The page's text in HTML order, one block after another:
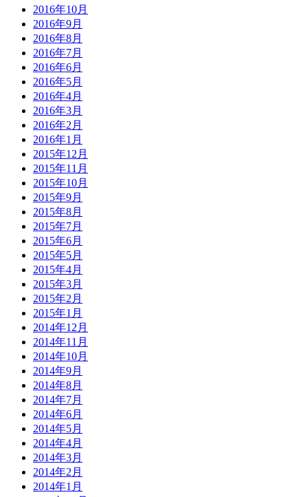
2016年10月
2016年9月
2016年8月
2016年7月
2016年6月
2016年5月
2016年4月
2016年3月
2016年2月
2016年1月
2015年12月
2015年11月
2015年10月
2015年9月
2015年8月
2015年7月
2015年6月
2015年5月
2015年4月
2015年3月
2015年2月
2015年1月
2014年12月
2014年11月
2014年10月
2014年9月
2014年8月
2014年7月
2014年6月
2014年5月
2014年4月
2014年3月
2014年2月
2014年1月